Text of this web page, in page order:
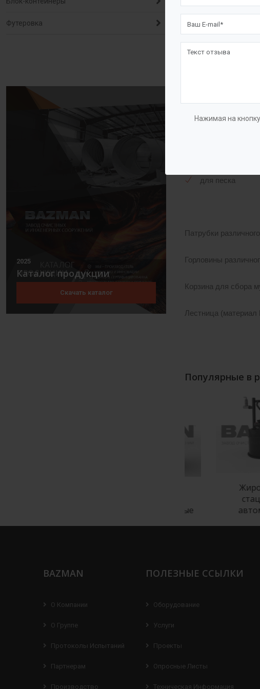
Нажимая на
Футеровка
2025
Каталог продукции
Скачать каталог
Полипропиленовый
жесткости.
жироуловители
Сигнализатор
для песка
Патрубки
Горловины
Корзина для сбора
Лестница
Популярные в
BAZMAN
О Компании
О Группе
Протоколы Испытаний
Партнерам
Производство
ПОЛЕЗНЫЕ ССЫЛКИ
Оборудование
Услуги
Проекты
Опросные Листы
Техническая Информация